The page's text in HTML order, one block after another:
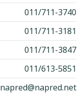
011/711-3740
011/711-3181
011/711-3847
011/613-5851
napred@napred.net